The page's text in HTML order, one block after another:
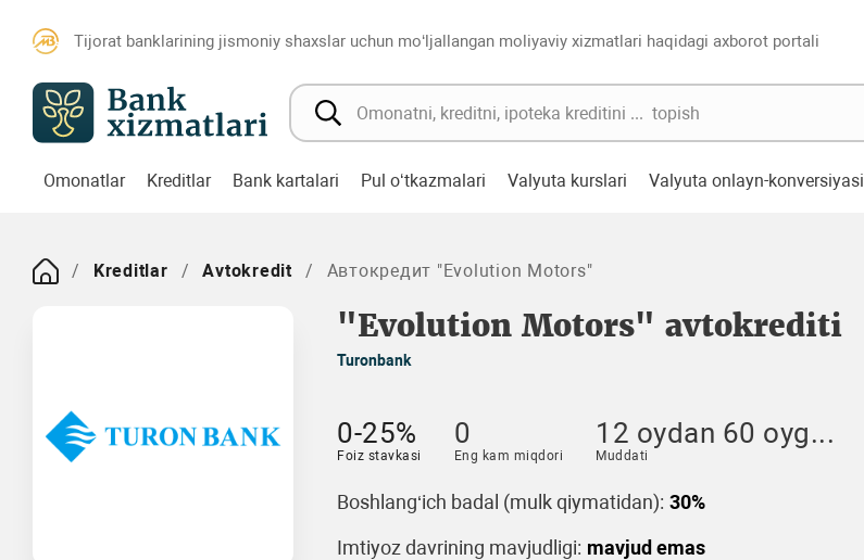
Tijorat banklarining jismoniy shaxslar uchun mo‘ljallangan moliyaviy xizmatlari haqidagi axborot portali
Omonatlar Kreditlar Bank kartalari Pul o‘tkazmalari Valyuta kurslari Valyuta onlayn-konversiyasi
Kreditlar Avtokredit Автокредит "Evolution Motors"
"Evolution Motors" avtokrediti
Turonbank
0-25%
Foiz stavkasi
0
Eng kam miqdori
12 oydan 60 oyg...
Muddati
Boshlang‘ich badal (mulk qiymatidan): 30%
Imtiyoz davrining mavjudligi: mavjud emas